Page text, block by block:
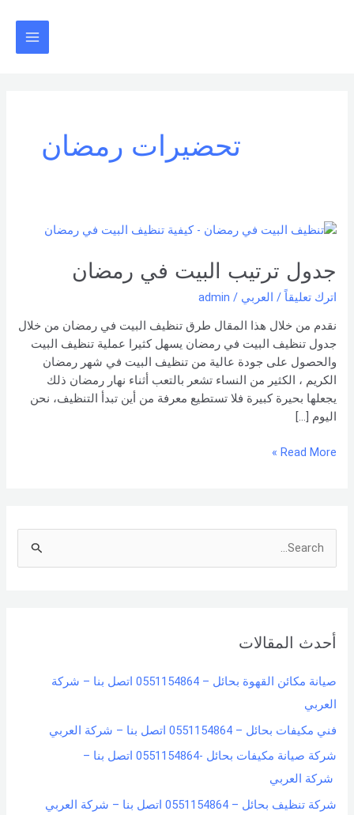
تحضيرات رمضان
جدول ترتيب البيت في رمضان
اترك تعليقاً / العربي /
admin
نقدم من خلال هذا المقال طرق تنظيف البيت في رمضان من خلال
جدول تنظيف البيت في رمضان يسهل كثيرا عملية تنظيف البيت
والحصول على جودة عالية من تنظيف البيت في شهر رمضان
الكريم ، الكثير من النساء تشعر بالتعب أثناء نهار رمضان ذلك
يجعلها بحيرة كبيرة فلا تستطيع معرفة من أين تبدأ التنظيف، نحن
اليوم […]
جدول
البيت
في
رمضان
Read More »
c
f
o
r
:
أحدث المقالات
صيانة مكائن القهوة بحائل – 0551154864 اتصل بنا – شركة
العربي
فني مكيفات بحائل – 0551154864 اتصل بنا – شركة العربي
شركة صيانة مكيفات بحائل -0551154864 اتصل بنا –
شركة العربي
شركة تنظيف بحائل – 0551154864 اتصل بنا – شركة العربي